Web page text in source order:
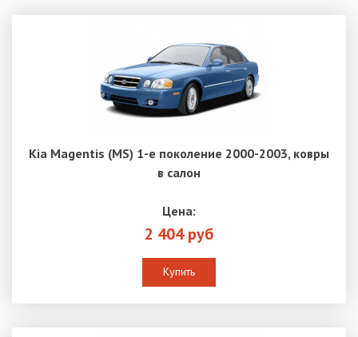
Kia Magentis (MS) 1-е поколение 2000-2003, ковры
в салон
Цена:
2 404 руб
Купить